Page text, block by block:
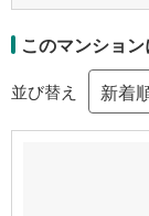
このマンショ
並び替え